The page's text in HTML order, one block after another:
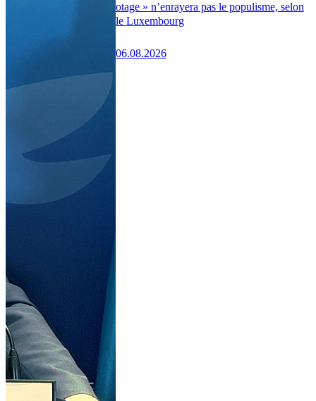
otage » n’enrayera pas le populisme, selon
le Luxembourg
06.08.2026